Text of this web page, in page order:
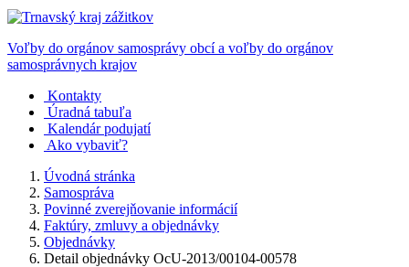
Voľby do orgánov samosprávy obcí a voľby do orgánov
samosprávnych krajov
Kontakty
Úradná tabuľa
Kalendár podujatí
Ako vybaviť?
Úvodná stránka
Samospráva
Povinné zverejňovanie informácií
Faktúry, zmluvy a objednávky
Objednávky
Detail objednávky OcU-2013/00104-00578